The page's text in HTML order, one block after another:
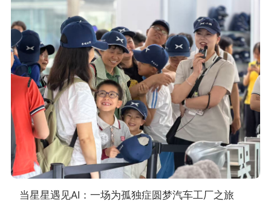
当星星遇见AI：一场为孤独症圆梦汽车工厂之旅